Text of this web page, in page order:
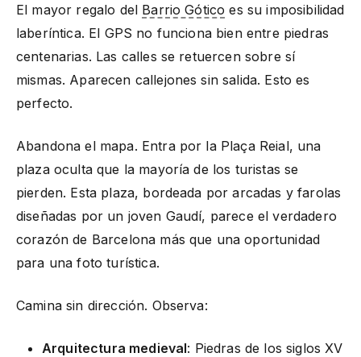
El mayor regalo del Barrio Gótico es su imposibilidad
laberíntica. El GPS no funciona bien entre piedras
centenarias. Las calles se retuercen sobre sí
mismas. Aparecen callejones sin salida. Esto es
perfecto.
Abandona el mapa. Entra por la Plaça Reial, una
plaza oculta que la mayoría de los turistas se
pierden. Esta plaza, bordeada por arcadas y farolas
diseñadas por un joven Gaudí, parece el verdadero
corazón de Barcelona más que una oportunidad
para una foto turística.
Camina sin dirección. Observa:
Arquitectura medieval: Piedras de los siglos XV